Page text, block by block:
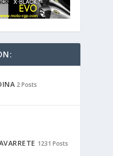
2 Posts
1231 Posts